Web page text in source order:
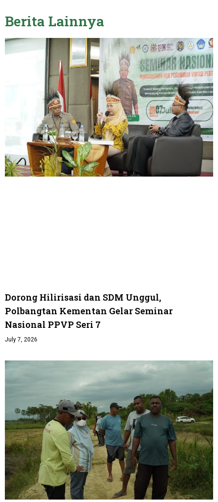
Berita Lainnya
Dorong Hilirisasi dan SDM Unggul,
Polbangtan Kementan Gelar Seminar
Nasional PPVP Seri 7
July 7, 2026